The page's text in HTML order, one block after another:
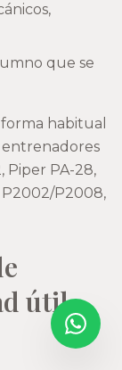
que se
habitual
Piper PA-28,
P2002/P2008,
útil